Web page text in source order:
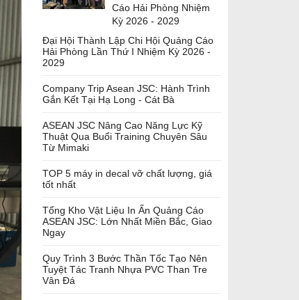
Cáo Hải Phòng Nhiệm
Kỳ 2026 - 2029
Đại Hội Thành Lập Chi Hội Quảng Cáo
Hải Phòng Lần Thứ I Nhiệm Kỳ 2026 -
2029
Company Trip Asean JSC: Hành Trình
Gắn Kết Tại Hạ Long - Cát Bà
ASEAN JSC Nâng Cao Năng Lực Kỹ
Thuật Qua Buổi Training Chuyên Sâu
Từ Mimaki
TOP 5 máy in decal vỡ chất lượng, giá
tốt nhất
Tổng Kho Vật Liệu In Ấn Quảng Cáo
ASEAN JSC: Lớn Nhất Miền Bắc, Giao
Ngay
Quy Trình 3 Bước Thần Tốc Tạo Nên
Tuyệt Tác Tranh Nhựa PVC Than Tre
Vân Đá